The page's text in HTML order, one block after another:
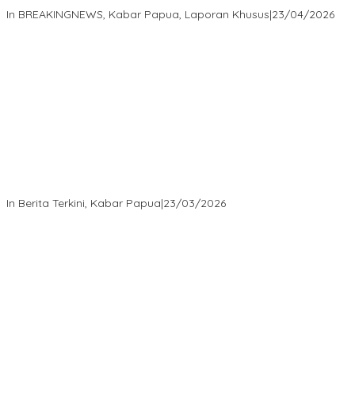
In BREAKINGNEWS, Kabar Papua, Laporan Khusus|23/04/2026
In Berita Terkini, Kabar Papua|23/03/2026